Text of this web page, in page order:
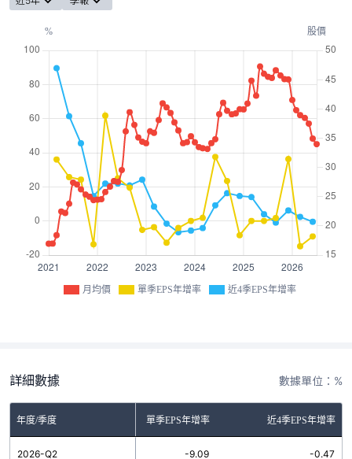
月均價 單季EPS年增率 近4季EPS年增率
詳細數據 數據單位：%
年度/季度 單季EPS年增率 近4季EPS年增率
2026-Q2 -9.09 -0.47